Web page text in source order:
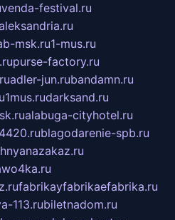
venda-festival.ru
msk.ru1-mus.ru
purse-factory.ru
adler-jun.rubandamn.ru
1mus.rudarksand.ru
alabuga-cityhotel.ru
blagodarenie-spb.ru
fabrikayfabrikaefabrika.ru
113.rubiletnadom.ru